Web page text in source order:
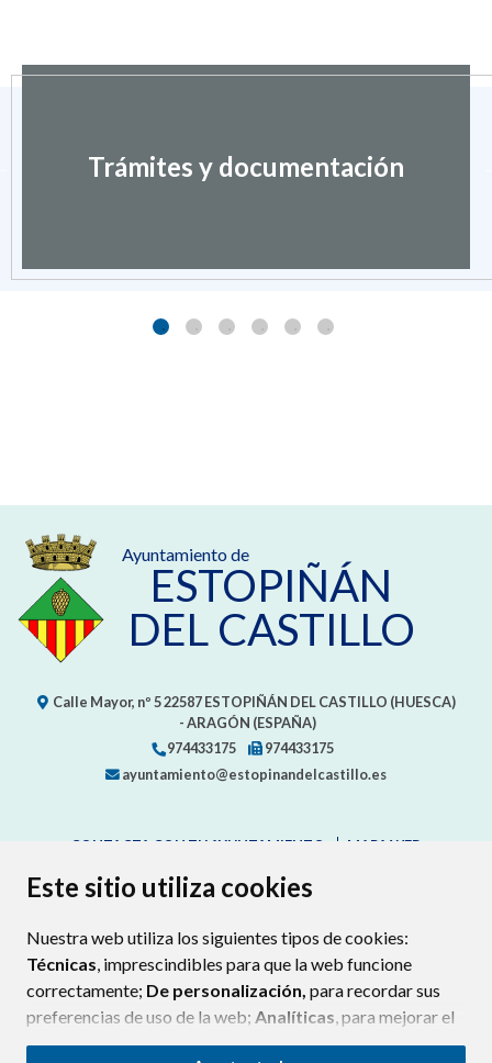
Este sitio utiliza cookies
Nuestra web utiliza los siguientes tipos de cookies:
Técnicas, imprescindibles para que la web funcione
correctamente; De personalización, para recordar sus
preferencias de uso de la web; Analíticas, para mejorar el
funcionamiento de la web y sus servicios.
Trámites y documentación
Ayuntamiento de
ESTOPIÑÁN
DEL CASTILLO
Calle Mayor, nº 522587 ESTOPIÑÁN DEL CASTILLO (HUESCA)
- ARAGÓN (ESPAÑA)
974433175
974433175
ayuntamiento@estopinandelcastillo.es
CONTACTA CON TU AYUNTAMIENTO
MAPA WEB
AVISO LEGAL
PROTECCIÓN DE DATOS
POLÍTICA DE COOKIES